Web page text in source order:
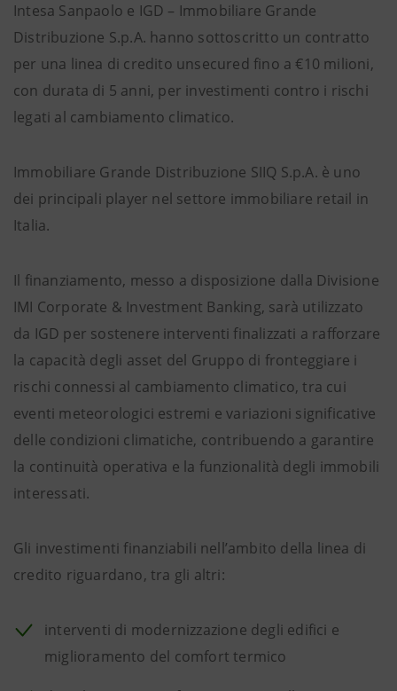
Intesa Sanpaolo e IGD – Immobiliare Grande
Distribuzione S.p.A. hanno sottoscritto un contratto
per una linea di credito unsecured fino a €10 milioni,
con durata di 5 anni, per investimenti contro i rischi
legati al cambiamento climatico.
Immobiliare Grande Distribuzione SIIQ S.p.A. è uno
dei principali player nel settore immobiliare retail in
Italia.
Il finanziamento, messo a disposizione dalla Divisione
IMI Corporate & Investment Banking, sarà utilizzato
da IGD per sostenere interventi finalizzati a rafforzare
la capacità degli asset del Gruppo di fronteggiare i
rischi connessi al cambiamento climatico, tra cui
eventi meteorologici estremi e variazioni significative
delle condizioni climatiche, contribuendo a garantire
la continuità operativa e la funzionalità degli immobili
interessati.
Gli investimenti finanziabili nell’ambito della linea di
credito riguardano, tra gli altri:
interventi di modernizzazione degli edifici e
miglioramento del comfort termico